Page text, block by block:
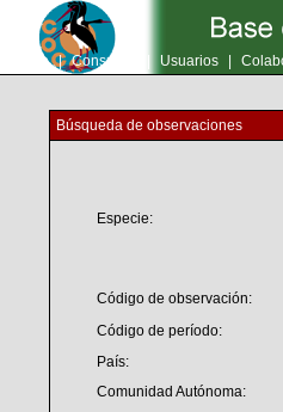
Inicio | Consultas Usuarios
Búsqueda de observaciones
Especie:
Código de observación:
Código de período:
País:
Comunidad Autónoma: